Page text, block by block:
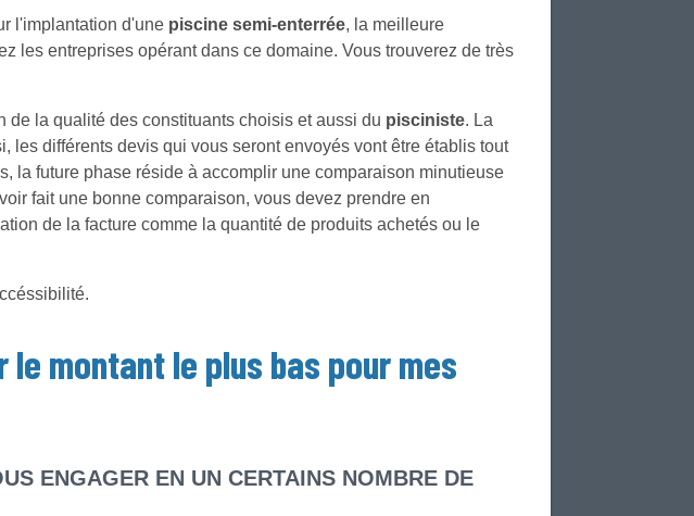
l'implantation d'une piscine semi-enterrée, la meilleure
les entreprises opérant dans ce domaine. Vous trouverez de très
de la qualité des constituants choisis et aussi du pisciniste. La
différents devis qui vous seront envoyés vont être établis tout
la future phase réside à accomplir une comparaison minutieuse
fait une bonne comparaison, vous devez prendre en
de la facture comme la quantité de produits achetés ou le
montant le plus bas pour mes
ENGAGER EN UN CERTAINS NOMBRE DE